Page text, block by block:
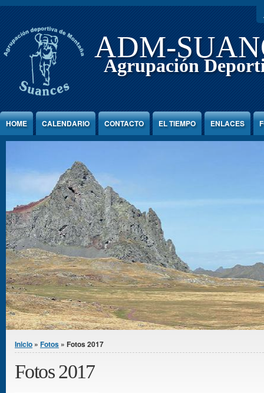
Jump to Content
ADM-
Agrupación
HOME CALENDARIO CONTACTO EL TIEMPO ENLACES
Se encuentra usted aquí
Inicio » Fotos » Fotos 2017
Fotos 2017